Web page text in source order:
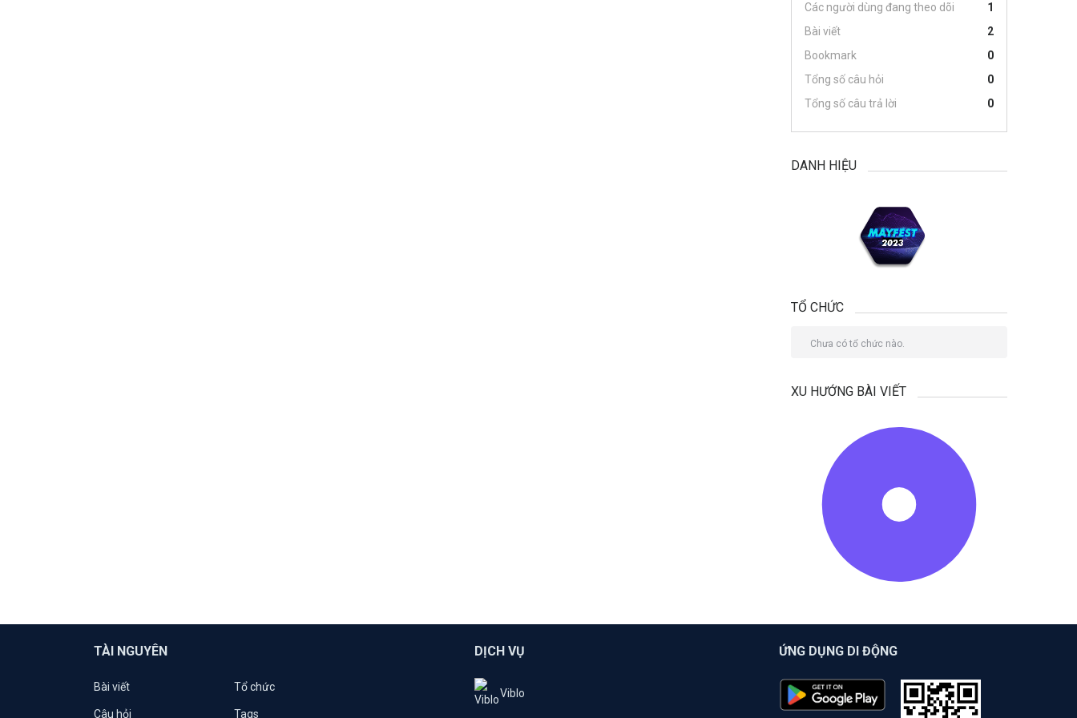
Các người dùng đang theo dõi
1
Bài viết
2
Bookmark
0
Tổng số câu hỏi
0
Tổng số câu trả lời
0
DANH HIỆU
TỔ CHỨC
Chưa có tổ chức nào.
XU HƯỚNG BÀI VIẾT
TÀI NGUYÊN
Bài viết Tổ chức
Câu hỏi Tags
DỊCH VỤ
Viblo
ỨNG DỤNG DI ĐỘNG